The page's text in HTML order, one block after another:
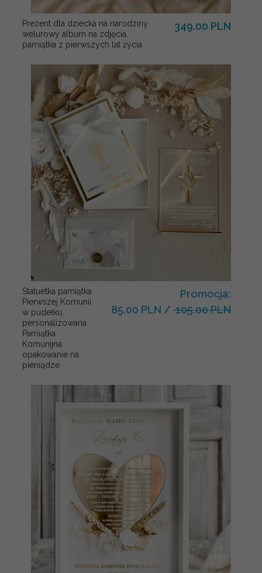
Prezent dla dziecka na narodziny
welurowy album na zdjęcia,
pamiątka z pierwszych lat życia
349.00 PLN
Statuetka pamiątka
Pierwszej Komunii
w pudełku,
personalizowana
Pamiątka
Komunijna
opakowanie na
pieniądze
Promocja:
85.00 PLN / 105.00 PLN